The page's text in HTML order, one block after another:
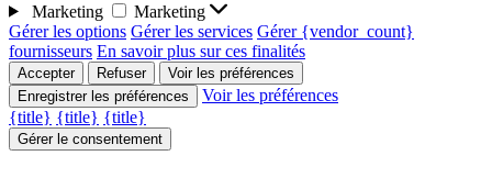
Marketing
Marketing
Gérer les options Gérer les services Gérer {vendor_count}
fournisseurs En savoir plus sur ces finalités
Accepter Refuser
Voir les préférences
Enregistrer les préférences
Voir les préférences
{title} {title} {title}
Gérer le consentement